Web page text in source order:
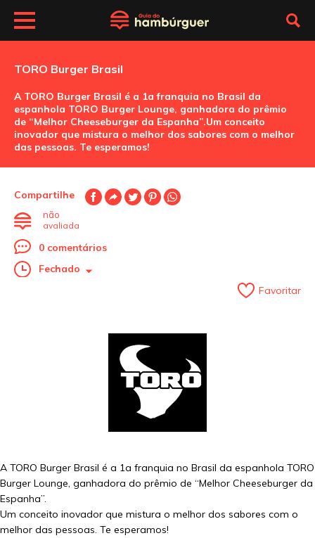
TORO Burger Brasil
A TORO Burger Brasil é a 1a franquia no Brasil da
espanhola TORO Burger Lounge, ganhadora do prêmio
de “Melhor Cheeseburger da Espanha”.Um conceito
inovador que mistura o melhor dos sabores com o melhor
das pessoas. Te esperamos!
Compartilhe
não
avaliada
0 comentários
Fechado
Favoritar
A TORO Burger Brasil é a 1a franquia no Brasil da espanhola TORO
Burger Lounge, ganhadora do prêmio de “Melhor Cheeseburger da
Espanha”.
Um conceito inovador que mistura o melhor dos sabores com o
melhor das pessoas. Te esperamos!